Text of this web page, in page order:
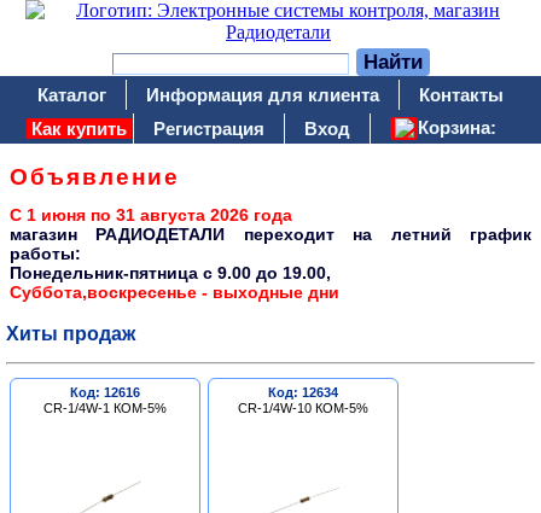
Каталог Информация для клиента
Контакты
Как купить
Регистрация Вход Корзина:
Объявление
С 1 июня по 31 августа 2026 года
магазин РАДИОДЕТАЛИ переходит на летний график
работы:
Понедельник-пятница c 9.00 до 19.00,
Суббота,воскресенье - выходные дни
Хиты продаж
Код: 12616
CR-1/4W-1 КОМ-5%
Код: 12634
CR-1/4W-10 КОМ-5%